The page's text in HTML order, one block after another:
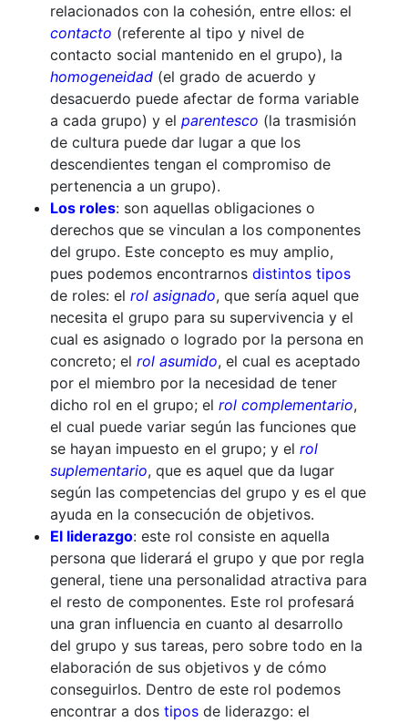
relacionados con la cohesión, entre ellos: el
contacto (referente al tipo y nivel de
contacto social mantenido en el grupo), la
homogeneidad (el grado de acuerdo y
desacuerdo puede afectar de forma variable
a cada grupo) y el parentesco (la trasmisión
de cultura puede dar lugar a que los
descendientes tengan el compromiso de
pertenencia a un grupo).
Los roles: son aquellas obligaciones o
derechos que se vinculan a los componentes
del grupo. Este concepto es muy amplio,
pues podemos encontrarnos distintos tipos
de roles: el rol asignado, que sería aquel que
necesita el grupo para su supervivencia y el
cual es asignado o logrado por la persona en
concreto; el rol asumido, el cual es aceptado
por el miembro por la necesidad de tener
dicho rol en el grupo; el rol complementario,
el cual puede variar según las funciones que
se hayan impuesto en el grupo; y el rol
suplementario, que es aquel que da lugar
según las competencias del grupo y es el que
ayuda en la consecución de objetivos.
El liderazgo: este rol consiste en aquella
persona que liderará el grupo y que por regla
general, tiene una personalidad atractiva para
el resto de componentes. Este rol profesará
una gran influencia en cuanto al desarrollo
del grupo y sus tareas, pero sobre todo en la
elaboración de sus objetivos y de cómo
conseguirlos. Dentro de este rol podemos
encontrar a dos tipos de liderazgo: el